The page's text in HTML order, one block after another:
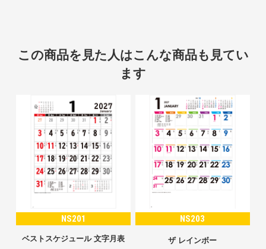
この商品を見た人はこんな商品も見てい
ます
NS201
ベストスケジュール 文字月表
NS203
ザ レインボー